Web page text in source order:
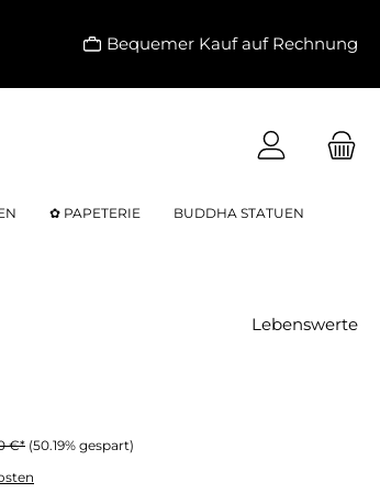
Bequemer Kauf auf Rechnung
✿ PAPETERIE BUDDHA STATUEN
Lebenswerte
€* (50.19% gespart)